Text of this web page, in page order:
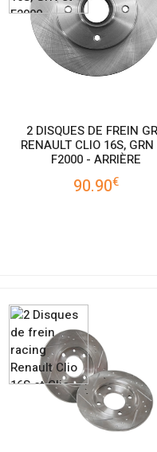
2 DISQUES DE FREIN
RENAULT CLIO 16S,
F2000 - ARRIÈRE
90.90€